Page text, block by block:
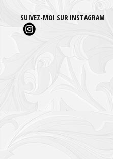
SUIVEZ-MOI SUR INSTAGRAM